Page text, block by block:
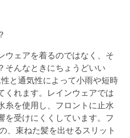
ウェアを着るのではなく、そ
そんなときにちょうどいい
と通気性によって小雨や短時
くれます。レインウェアでは
糸を使用し、フロントに止水
を受けにくくしています。フ
、束ねた髪を出せるスリット